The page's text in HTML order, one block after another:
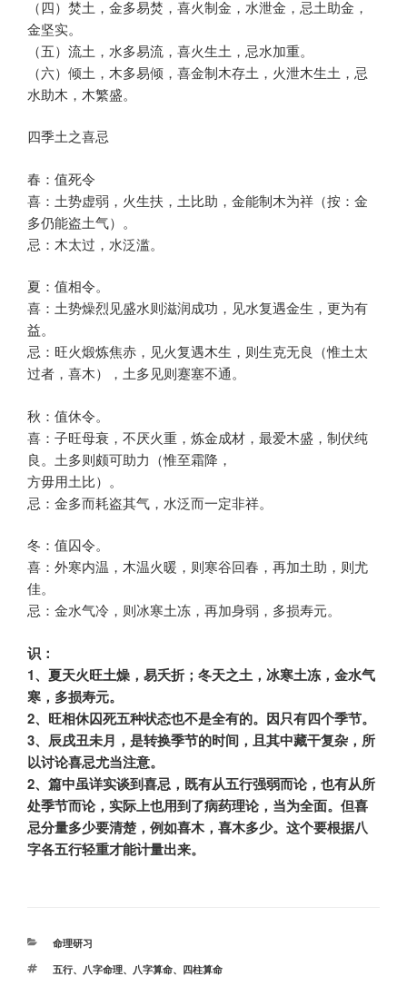
（四）焚土，金多易焚，喜火制金，水泄金，忌土助金，
金坚实。
（五）流土，水多易流，喜火生土，忌水加重。
（六）倾土，木多易倾，喜金制木存土，火泄木生土，忌
水助木，木繁盛。
四季土之喜忌
春：值死令
喜：土势虚弱，火生扶，土比助，金能制木为祥（按：金
多仍能盗土气）。
忌：木太过，水泛滥。
夏：值相令。
喜：土势燥烈见盛水则滋润成功，见水复遇金生，更为有
益。
忌：旺火煅炼焦赤，见火复遇木生，则生克无良（惟土太
过者，喜木），土多见则蹇塞不通。
秋：值休令。
喜：子旺母衰，不厌火重，炼金成材，最爱木盛，制伏纯
良。土多则颇可助力（惟至霜降，
方毋用土比）。
忌：金多而耗盗其气，水泛而一定非祥。
冬：值囚令。
喜：外寒内温，木温火暖，则寒谷回春，再加土助，则尤
佳。
忌：金水气冷，则冰寒土冻，再加身弱，多损寿元。
识：
1、夏天火旺土燥，易夭折；冬天之土，冰寒土冻，金水气
寒，多损寿元。
2、旺相休囚死五种状态也不是全有的。因只有四个季节。
3、辰戌丑未月，是转换季节的时间，且其中藏干复杂，所
以讨论喜忌尤当注意。
2、篇中虽详实谈到喜忌，既有从五行强弱而论，也有从所
处季节而论，实际上也用到了病药理论，当为全面。但喜
忌分量多少要清楚，例如喜木，喜木多少。这个要根据八
字各五行轻重才能计量出来。
分
命理研习
标
五行、 八字命理、 八字算命、 四柱算命